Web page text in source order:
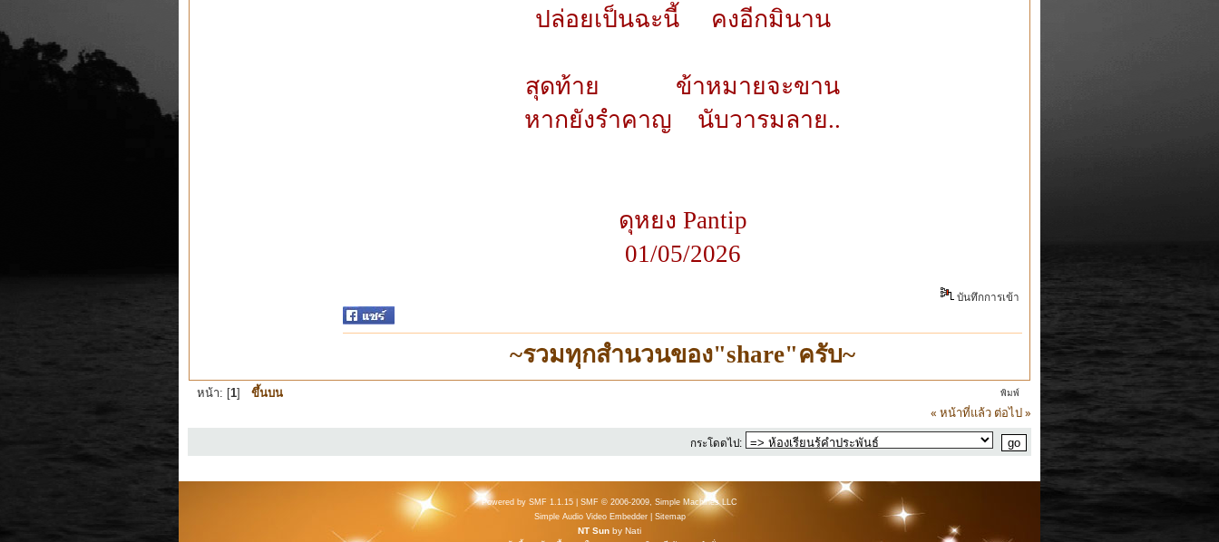
ปล่อยเป็นฉะนี้ คงอีกมินาน
สุดท้าย ข้าหมายจะขาน
หากยังรำคาญ นับวารมลาย..
ดุหยง Pantip
01/05/2026
บันทึกการเข้า
~รวมทุกสำนวนของ"share"ครับ~
หน้า: [1] ขึ้นบน พิมพ์
« หน้าที่แล้ว ต่อไป »
กระโดดไป:
Powered by SMF 1.1.15
SMF © 2006-2009, Simple Machines LLC
Simple Audio Video Embedder
Sitemap
NT Sun by Nati